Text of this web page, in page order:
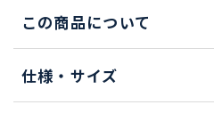
この商品について
仕様・サイズ